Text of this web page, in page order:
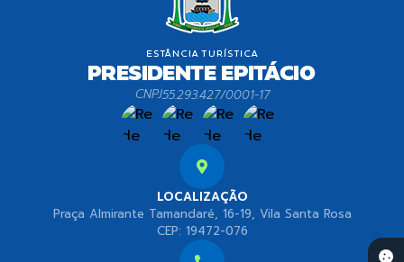
LOCALIZAÇÃO
Praça Almirante Tamandaré, 16-19, Vila Santa Rosa
CEP: 19472-076
CNPJ55.293.427/0001-17